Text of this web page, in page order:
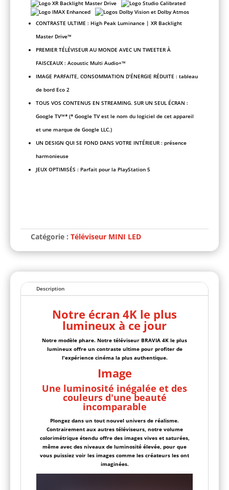
CONTRASTE ULTIME : High Peak Luminance | XR Backlight
Master Drive™
PREMIER TÉLÉVISEUR AU MONDE AVEC UN TWEETER À
FAISCEAUX : Acoustic Multi Audio+™
IMAGE PARFAITE, CONSOMMATION D’ÉNERGIE RÉDUITE : tableau
de bord Eco 2
TOUS VOS CONTENUS EN STREAMING. SUR UN SEUL ÉCRAN :
Google TV™* (* Google TV est le nom du logiciel de cet appareil
et une marque de Google LLC.)
UN DESIGN QUI SE FOND DANS VOTRE INTÉRIEUR : présence
harmonieuse
JEUX OPTIMISÉS : Parfait pour la PlayStation 5
t
e
n
t
i
Catégorie : Téléviseur MINI LED
Description
Notre écran 4K le plus
lumineux à ce jour
Notre modèle phare. Notre téléviseur BRAVIA 4K le plus
lumineux offre un contraste ultime pour profiter de
l'expérience cinéma la plus authentique.
Image
Une luminosité inégalée et des
couleurs d'une beauté
incomparable
Plongez dans un tout nouvel univers de réalisme.
Contrairement aux autres téléviseurs, notre volume
colorimétrique étendu offre des images vives et saturées,
même avec des niveaux de luminosité élevée, pour que
vous puissiez voir les images comme les créateurs les ont
imaginées.